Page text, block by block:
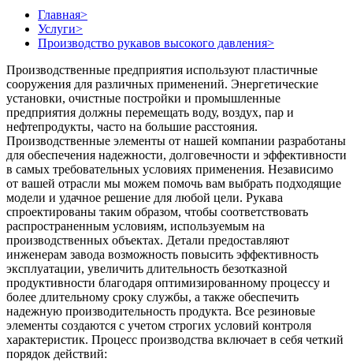
Главная>
Услуги>
Производство рукавов высокого давления>
Производственные предприятия используют пластичные
сооружения для различных применений. Энергетические
установки, очистные постройки и промышленные
предприятия должны перемещать воду, воздух, пар и
нефтепродукты, часто на большие расстояния.
Производственные элементы от нашей компании разработаны
для обеспечения надежности, долговечности и эффективности
в самых требовательных условиях применения. Независимо
от вашей отрасли мы можем помочь вам выбрать подходящие
модели и удачное решение для любой цели. Рукава
спроектированы таким образом, чтобы соответствовать
распространенным условиям, используемым на
производственных объектах. Детали предоставляют
инженерам завода возможность повысить эффективность
эксплуатации, увеличить длительность безотказной
продуктивности благодаря оптимизированному процессу и
более длительному сроку службы, а также обеспечить
надежную производительность продукта. Все резиновые
элементы создаются с учетом строгих условий контроля
характеристик. Процесс производства включает в себя четкий
порядок действий: